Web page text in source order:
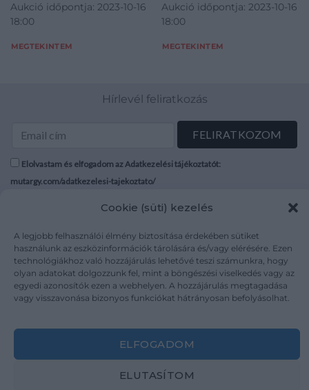
Cookie (süti) kezelés
A legjobb felhasználói élmény biztosítása érdekében sütiket
használunk az eszközinformációk tárolására és/vagy elérésére. Ezen
technológiákhoz való hozzájárulás lehetővé teszi számunkra, hogy
olyan adatokat dolgozzunk fel, mint a böngészési viselkedés vagy az
egyedi azonosítók ezen a webhelyen. A hozzájárulás megtagadása
vagy visszavonása bizonyos funkciókat hátrányosan befolyásolhat.
ELFOGADOM
ELUTASÍTOM
Aukció időpontja: 2023-10-16
18:00
MEGTEKINTEM
Aukció időpontja: 2023-10-16
18:00
MEGTEKINTEM
Hírlevél feliratkozás
Elolvastam és elfogadom az Adatkezelési tájékoztatót:
mutargy.com/adatkezelesi-tajekoztato/
Médiaajánlat
Karrier
Kapcsolat
Áraink
ÁSZF
Adatvédelem
Impresszum